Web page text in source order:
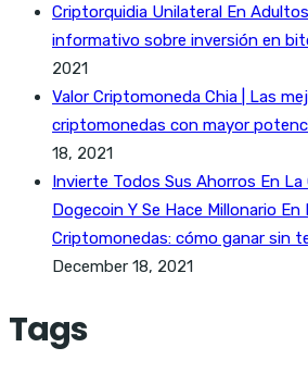
Criptorquidia Unilateral En
informativo sobre inversión en
2021
Valor Criptomoneda Chia | Las
criptomonedas con mayor
18, 2021
Invierte Todos Sus Ahorros En
Dogecoin Y Se Hace Millonario En
Criptomonedas: cómo ganar sin
December 18, 2021
Tags